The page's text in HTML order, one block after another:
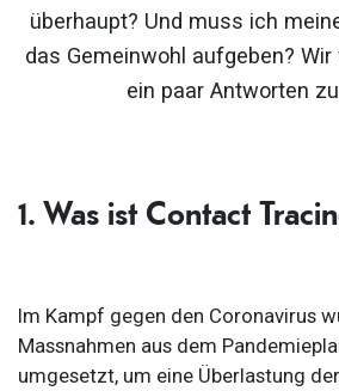
überhaupt? Und muss ich
das Gemeinwohl aufgeben?
ein paar Antworten
1. Was ist Contact
Im Kampf gegen den Coronavirus
Massnahmen aus dem
umgesetzt, um eine Überlastung